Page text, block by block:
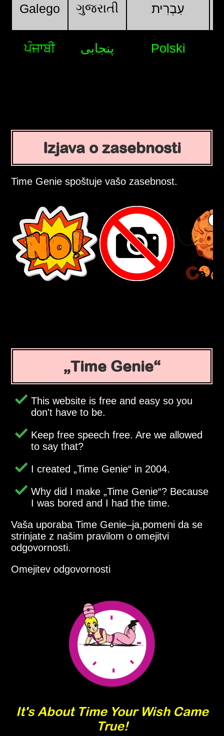
Galego ગુજરાતી עִבְרִית
ਪੰਜਾਬੀ پنجابی Polski
Izjava o zasebnosti
Time Genie spoštuje vašo zasebnost.
Time Genie
This website is free and easy so you
don't have to be.
Keep free speech free. Are we allowed
to say that?
I created Time Genie in 2004.
Why did I make Time Genie ? Because
I was bored and I had the time.
Vaša uporaba Time Genie–ja,pomeni da se
strinjate z našim pravilom o omejitvi
odgovornosti.
Omejitev odgovornosti
It's About Time Your Wish Came
True!